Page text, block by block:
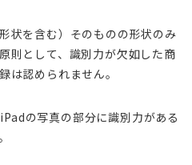
状を含む）そのものの形状のみ
則として、識別力が欠如した商
は認められません。
の写真の部分に識別力がある